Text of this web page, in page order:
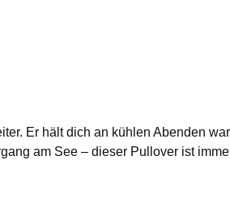
Er hält dich an kühlen Abenden
am See – dieser Pullover ist